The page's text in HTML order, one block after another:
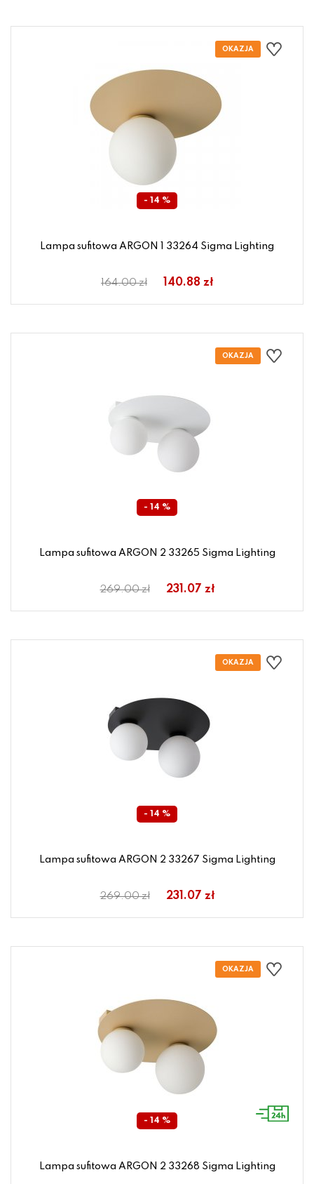
- 14 %
Lampa sufitowa ARGON 1 33264 Sigma Lighting
164.00 zł 140.88 zł
- 14 %
Lampa sufitowa ARGON 2 33265 Sigma Lighting
269.00 zł 231.07 zł
- 14 %
Lampa sufitowa ARGON 2 33267 Sigma Lighting
269.00 zł 231.07 zł
- 14 %
Lampa sufitowa ARGON 2 33268 Sigma Lighting